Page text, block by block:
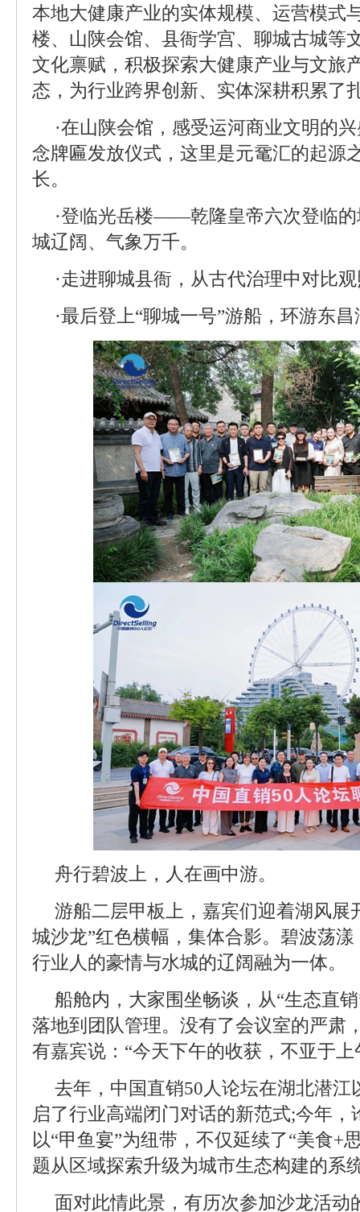
本地大健康产业的实体规模、运营模式
楼、山陕会馆、县衙学宫、聊城古城等
文化禀赋，积极探索大健康产业与文旅
态，为行业跨界创新、实体深耕积累了
·在山陕会馆，感受运河商业文明的
念牌匾发放仪式，这里是元鼋汇的起源
长。
·登临光岳楼——乾隆皇帝六次登临
城辽阔、气象万千。
·走进聊城县衙，从古代治理中对比
·最后登上“聊城一号”游船，环游东
舟行碧波上，人在画中游。
游船二层甲板上，嘉宾们迎着湖风展
城沙龙”红色横幅，集体合影。碧波荡
行业人的豪情与水城的辽阔融为一体。
船舱内，大家围坐畅谈，从“生态直
落地到团队管理。没有了会议室的严肃
有嘉宾说：“今天下午的收获，不亚于上
去年，中国直销50人论坛在湖北潜江
启了行业高端闭门对话的新范式;今年，
以“甲鱼宴”为纽带，不仅延续了“美食+
题从区域探索升级为城市生态构建的系
面对此情此景，有历次参加沙龙活动